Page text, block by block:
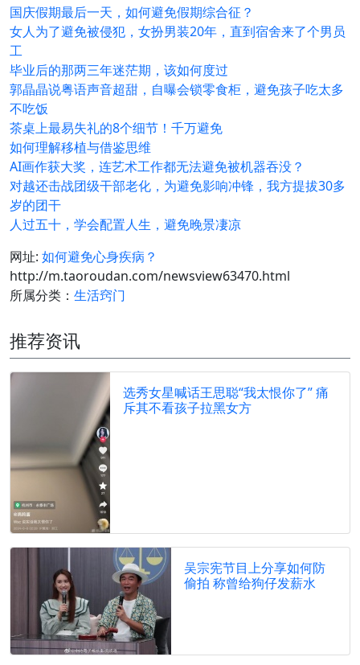
国庆假期最后一天，如何避免假期综合征？
女人为了避免被侵犯，女扮男装20年，直到宿舍来了个男员
工
毕业后的那两三年迷茫期，该如何度过
郭晶晶说粤语声音超甜，自曝会锁零食柜，避免孩子吃太多
不吃饭
茶桌上最易失礼的8个细节！千万避免
如何理解移植与借鉴思维
AI画作获大奖，连艺术工作都无法避免被机器吞没？
对越还击战团级干部老化，为避免影响冲锋，我方提拔30多
岁的团干
人过五十，学会配置人生，避免晚景凄凉
网址: 如何避免心身疾病？
http://m.taoroudan.com/newsview63470.html
所属分类： 生活窍门
推荐资讯
选秀女星喊话王思聪“我太恨你了” 痛
斥其不看孩子拉黑女方
吴宗宪节目上分享如何防
偷拍 称曾给狗仔发薪水